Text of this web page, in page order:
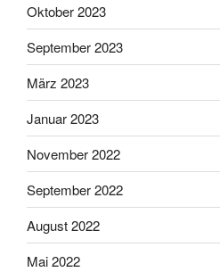
Oktober 2023
September 2023
März 2023
Januar 2023
November 2022
September 2022
August 2022
Mai 2022